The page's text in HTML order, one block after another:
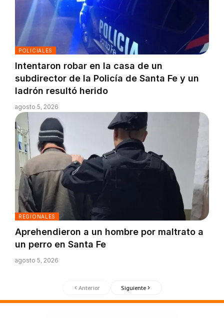
POLICIALES
Intentaron robar en la casa de un
subdirector de la Policía de Santa Fe y un
ladrón resultó herido
agosto 5, 2026
REGIONALES
Aprehendieron a un hombre por maltrato a
un perro en Santa Fe
agosto 5, 2026
Anterior Siguiente